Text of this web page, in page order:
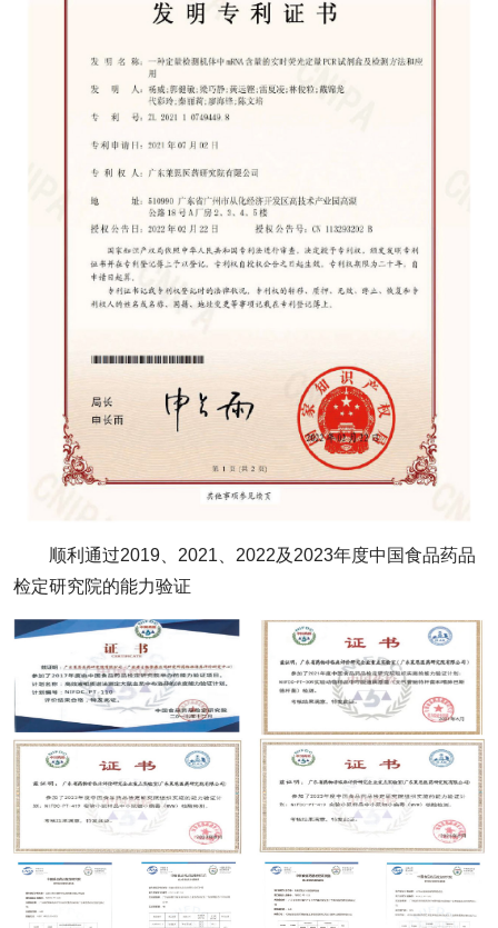
顺利通过2019、2021、2022及2023年度中国食品药品
检定研究院的能力验证